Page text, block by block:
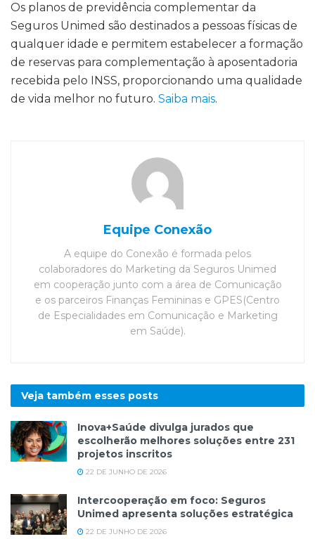
Os planos de previdência complementar da
Seguros Unimed são destinados a pessoas físicas de
qualquer idade e permitem estabelecer a formação
de reservas para complementação à aposentadoria
recebida pelo INSS, proporcionando uma qualidade
de vida melhor no futuro. Saiba mais.
Equipe Conexão
A equipe do Conexão é formada pelos
colaboradores do Marketing da Seguros Unimed
em cooperação junto com a área de Comunicação
e os parceiros Finanças Femininas e GPES(Centro
de Especialidades em Comunicação e Marketing
em Saúde).
Veja também esses posts
Inova+Saúde divulga jurados que
escolherão melhores soluções entre 231
projetos inscritos
22 DE JUNHO DE 2026
Intercooperação em foco: Seguros
Unimed apresenta soluções estratégica
22 DE JUNHO DE 2026